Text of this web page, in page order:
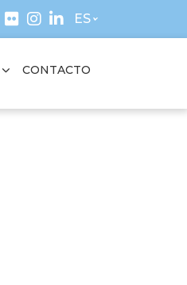
ES
CONTACTO